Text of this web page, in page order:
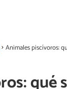
Animales piscívoros:
qué